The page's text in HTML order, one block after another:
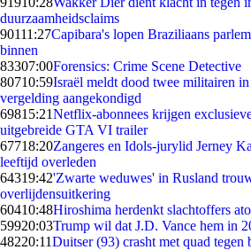
duurzaamheidsclaims
90111:27Capibara's lopen Braziliaans
binnen
83307:00Forensics: Crime Scene Detective
80710:59Israël meldt dood twee militairen
vergelding aangekondigd
69815:21Netflix-abonnees krijgen
uitgebreide GTA VI trailer
67718:20Zangeres en Idols-jurylid Jerney
leeftijd overleden
64319:42'Zwarte weduwes' in Rusland
overlijdensuitkering
60410:48Hiroshima herdenkt slachtoffers
59920:03Trump wil dat J.D. Vance hem in
48220:11Duitser (93) crasht met quad tegen